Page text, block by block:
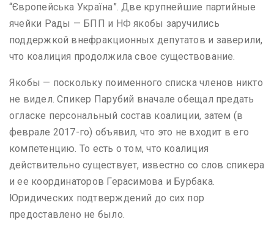
“Європейська Україна”. Две крупнейшие партийные
ячейки Рады — БПП и НФ якобы заручились
поддержкой внефракционных депутатов и заверили,
что коалиция продолжила свое существование.
Якобы — поскольку поименного списка членов никто
не видел. Спикер Парубий вначале обещал предать
огласке персональный состав коалиции, затем (в
феврале 2017-го) объявил, что это не входит в его
компетенцию. То есть о том, что коалиция
действительно существует, известно со слов спикера
и ее координаторов Герасимова и Бурбака.
Юридических подтверждений до сих пор
предоставлено не было.